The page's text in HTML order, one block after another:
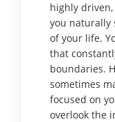
highly
you naturally
of your life.
that
boundaries.
sometimes
focused on
overlook the